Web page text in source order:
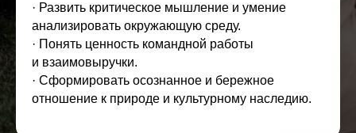
· Развить критическое мышление и умение
анализировать окружающую среду.
· Понять ценность командной работы
и взаимовыручки.
· Сформировать осознанное и бережное
отношение к природе и культурному наследию.
ЧТО ЖДЕТ
УЧАСТНИКОВ
НА ПРОГРАММЕ?